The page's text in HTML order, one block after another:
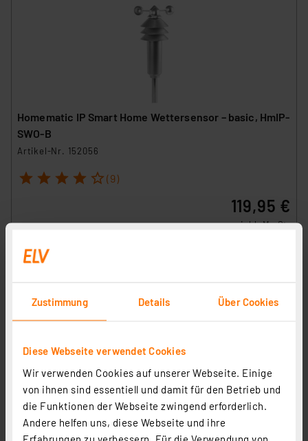
Zustimmung Details Über Cookies
Diese Webseite verwendet Cookies
Wir verwenden Cookies auf unserer Webseite. Einige
von ihnen sind essentiell und damit für den Betrieb und
die Funktionen der Webseite zwingend erforderlich.
Andere helfen uns, diese Webseite und ihre
Erfahrungen zu verbessern. Für die Verwendung von
Homematic IP Smart Home Wettersensor – basic, HmIP-
SWO-B
Artikel-Nr. 152056
1 2 3 4 5 (9)
119,95 €
inkl. MwSt.